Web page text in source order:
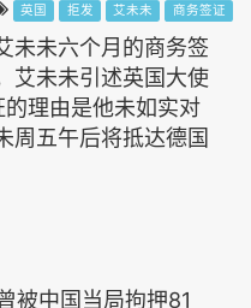
英国 拒发 艾未未 商务签证
未未六个月的商务签
艾未未引述英国大使
理由是他未如实对
周五午后将抵达德国
被中国当局拘押81